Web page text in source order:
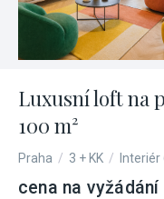
Luxusní loft na
100 m²
Praha / 3 + KK / Interiér
cena na vyžádání